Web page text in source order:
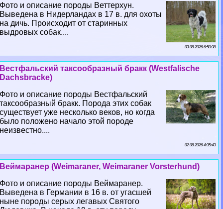
Фото и описание породы Веттерхун.
Выведена в Нидерландах в 17 в. для охоты
на дичь. Происходит от старинных
выдровых собак....
03 08 2026 6:50:38
Вестфальский таксообразный бpaкк (Westfalische
Dachsbracke)
Фото и описание породы Вестфальский
таксообразный бpaкк. Порода этих собак
существует уже несколько веков, но когда
было положено начало этой породе
неизвестно....
02 08 2026 4:35:43
Веймаранер (Weimaraner, Weimaraner Vorsterhund)
Фото и описание породы Веймаранер.
Выведена в Германии в 16 в. от угасшей
ныне породы серых легавых Святого